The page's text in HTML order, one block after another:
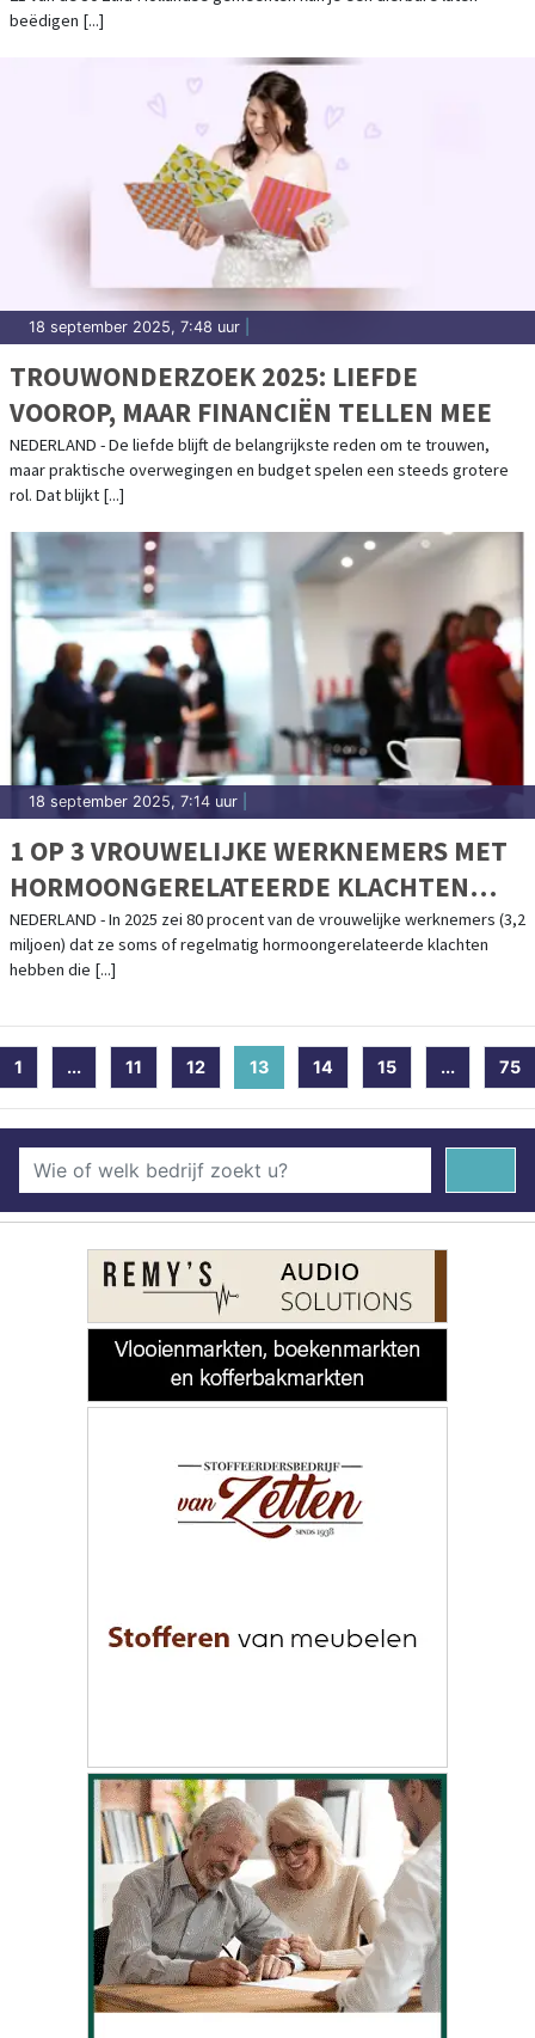
beëdigen [...]
18 september 2025, 7:48 uur
TROUWONDERZOEK 2025: LIEFDE
VOOROP, MAAR FINANCIËN TELLEN MEE
NEDERLAND - De liefde blijft de belangrijkste reden om te trouwen,
maar praktische overwegingen en budget spelen een steeds grotere
rol. Dat blijkt [...]
18 september 2025, 7:14 uur
1 OP 3 VROUWELIJKE WERKNEMERS MET
HORMOONGERELATEERDE KLACHTEN
VERBERGT DEZE
NEDERLAND - In 2025 zei 80 procent van de vrouwelijke werknemers (3,2
miljoen) dat ze soms of regelmatig hormoongerelateerde klachten
hebben die [...]
1 ... 11 12 13 (current)
14 15 ... 75